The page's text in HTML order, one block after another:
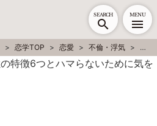
SEARCH MENU
恋学TOP 恋愛 不倫・浮気 不倫